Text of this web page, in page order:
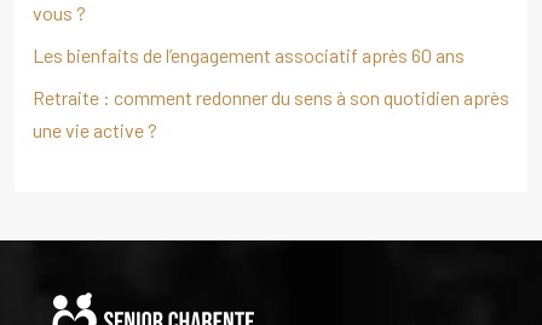
vous ?
Les bienfaits de l’engagement associatif après 60 ans
Retraite : comment redonner du sens à son quotidien après
une vie active ?